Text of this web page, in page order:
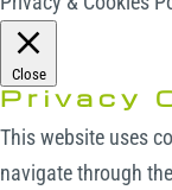
Close
Privacy
This website uses
navigate through